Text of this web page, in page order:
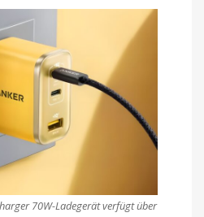
70W-Ladegerät verfügt über